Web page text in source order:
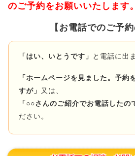
のご予約をお願いいたします。
【お電話でのご予約
「はい、いとうです」 と電話に出
「ホームページを見ました。予約
すが」
又は、
「○○さんのご紹介でお電話したの
ださい。